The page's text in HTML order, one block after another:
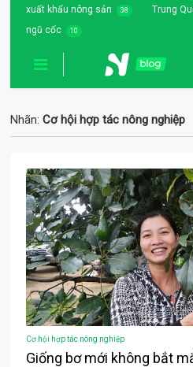
xuất khẩu nông sản 38 Trung
ngũ cốc 10
Nhãn:Cơ hội hợp tác nông nghiệp
Cơ hội hợp tác nông nghiệp
Giống bơ mới không bắt